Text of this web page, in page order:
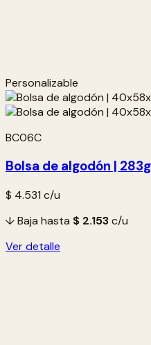
Personalizable
BC06C
Bolsa de algodón |
$ 4.531 c/u
↓ Baja hasta $ 2.153c/u
Ver detalle